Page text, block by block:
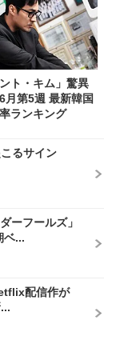
ント・キム」驚異
月第5週 最新韓国
ランキング
るサイン
ーフールズ」
ベ...
配信作が